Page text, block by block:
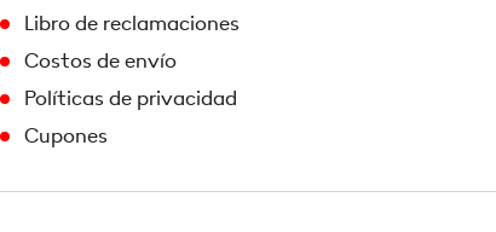
Libro de reclamaciones
Costos de envío
Políticas de privacidad
Cupones